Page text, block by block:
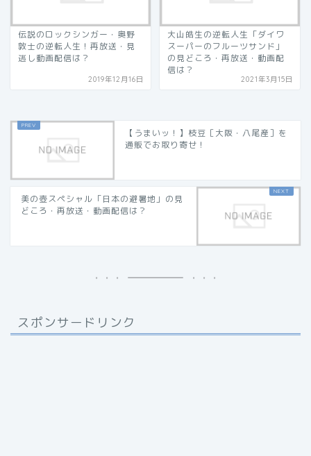
伝説のロックシンガー・奥野
敦士の逆転人生！再放送・見
逃し動画配信は？
2019年12月16日
大山皓生の逆転人生「ダイワ
スーパーのフルーツサンド」
の見どころ・再放送・動画配
信は？
2021年3月15日
【うまいッ！】枝豆［大阪・八尾産］を
通販でお取り寄せ！
美の壺スペシャル「日本の避暑地」の見
どころ・再放送・動画配信は？
スポンサードリンク